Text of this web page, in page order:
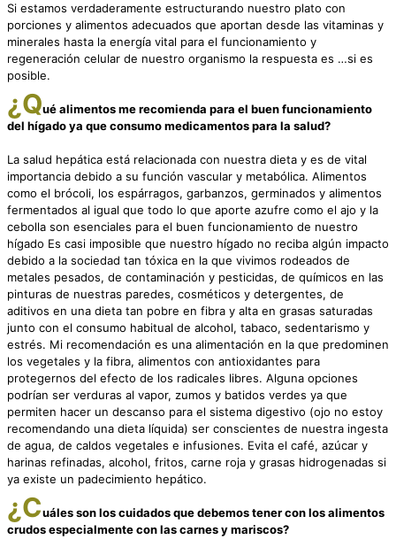
Si estamos verdaderamente estructurando nuestro plato con
porciones y alimentos adecuados que aportan desde las vitaminas y
minerales hasta la energía vital para el funcionamiento y
regeneración celular de nuestro organismo la respuesta es …si es
posible.
¿Qué alimentos me recomienda para el buen funcionamiento
del hígado ya que consumo medicamentos para la salud?
La salud hepática está relacionada con nuestra dieta y es de vital
importancia debido a su función vascular y metabólica. Alimentos
como el brócoli, los espárragos, garbanzos, germinados y alimentos
fermentados al igual que todo lo que aporte azufre como el ajo y la
cebolla son esenciales para el buen funcionamiento de nuestro
hígado Es casi imposible que nuestro hígado no reciba algún impacto
debido a la sociedad tan tóxica en la que vivimos rodeados de
metales pesados, de contaminación y pesticidas, de químicos en las
pinturas de nuestras paredes, cosméticos y detergentes, de
aditivos en una dieta tan pobre en fibra y alta en grasas saturadas
junto con el consumo habitual de alcohol, tabaco, sedentarismo y
estrés. Mi recomendación es una alimentación en la que predominen
los vegetales y la fibra, alimentos con antioxidantes para
protegernos del efecto de los radicales libres. Alguna opciones
podrían ser verduras al vapor, zumos y batidos verdes ya que
permiten hacer un descanso para el sistema digestivo (ojo no estoy
recomendando una dieta líquida) ser conscientes de nuestra ingesta
de agua, de caldos vegetales e infusiones. Evita el café, azúcar y
harinas refinadas, alcohol, fritos, carne roja y grasas hidrogenadas si
ya existe un padecimiento hepático.
¿Cuáles son los cuidados que debemos tener con los alimentos
crudos especialmente con las carnes y mariscos?